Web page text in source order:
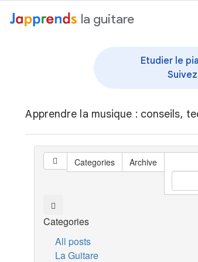
contenu la guitare
Etudier le
Apprendre la musique : conseils,
Categories Archive
Categories
All posts
La Guitare